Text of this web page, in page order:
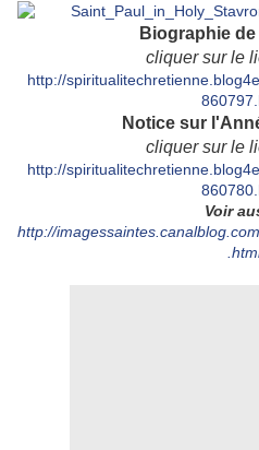
Biographie de
cliquer sur le
http://
Notice sur
cliquer sur le
http://
Voir
http://